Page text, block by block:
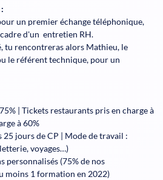
un premier échange téléphonique,
d'un entretien RH.
tu rencontreras alors Mathieu, le
le référent technique, pour un
| Tickets restaurants pris en charge à
à 60%
25 jours de CP | Mode de travail :
voyages…)
personnalisés (75% de nos
moins 1 formation en 2022)